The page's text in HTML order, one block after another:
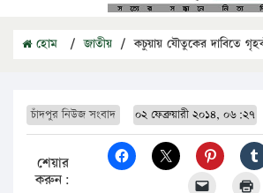
হোম / জাতীয় / কচুয়ায় যৌতুকের দাবিতে
চাঁদপুর নিউজ সংবাদ ০২ ফেব্রুয়ারী ২০১৪, ০৬:২৭
শেয়ার
করুন: